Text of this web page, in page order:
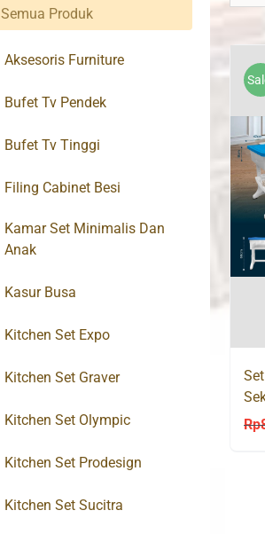
Rp
Semua Produk
Aksesoris Furniture
Bufet Tv Pendek
Bufet Tv Tinggi
Filing Cabinet Besi
Kamar Set Minimalis Dan
Anak
Kasur Busa
Kitchen Set Expo
Kitchen Set Graver
Kitchen Set Olympic
Kitchen Set Prodesign
Kitchen Set Sucitra